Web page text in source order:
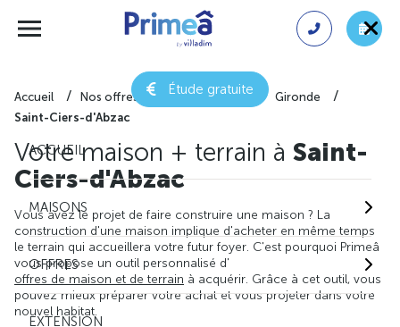
Étude gratuite
ACCUEIL
MAISONS
OFFRES
EXTENSION
Accueil Nos offres de maison + terrain
Gironde
Saint-Ciers-d'Abzac
Votre maison + terrain à Saint-
Ciers-d'Abzac
Vous avez le projet de faire construire une maison ? La
construction d'une maison implique d'acheter en même temps
le terrain qui accueillera votre futur foyer. C'est pourquoi Primeâ
vous propose un outil personnalisé d'
offres de maison et de terrain à acquérir. Grâce à cet outil, vous
pouvez mieux préparer votre achat et vous projeter dans votre
nouvel habitat.